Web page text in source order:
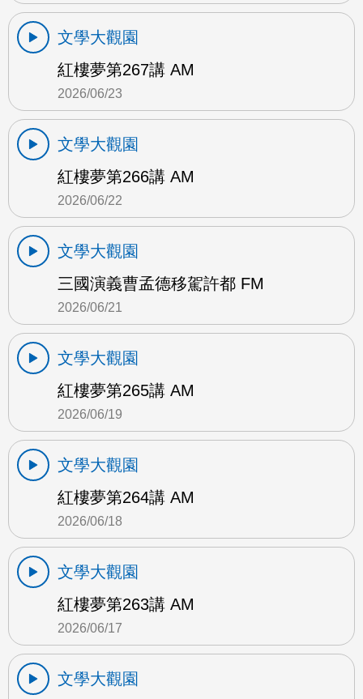
文學大觀園
紅樓夢第267講 AM
2026/06/23
文學大觀園
紅樓夢第266講 AM
2026/06/22
文學大觀園
三國演義曹孟德移駕許都 FM
2026/06/21
文學大觀園
紅樓夢第265講 AM
2026/06/19
文學大觀園
紅樓夢第264講 AM
2026/06/18
文學大觀園
紅樓夢第263講 AM
2026/06/17
文學大觀園